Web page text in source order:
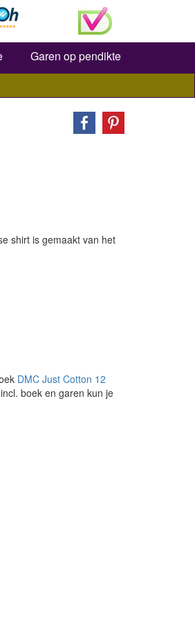
Garen op pendikte
shirt is gemaakt van het
DMC Just Cotton 12
boek en garen kun je